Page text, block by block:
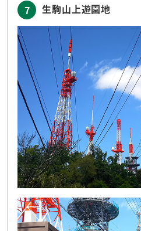
7 生駒山上遊園地